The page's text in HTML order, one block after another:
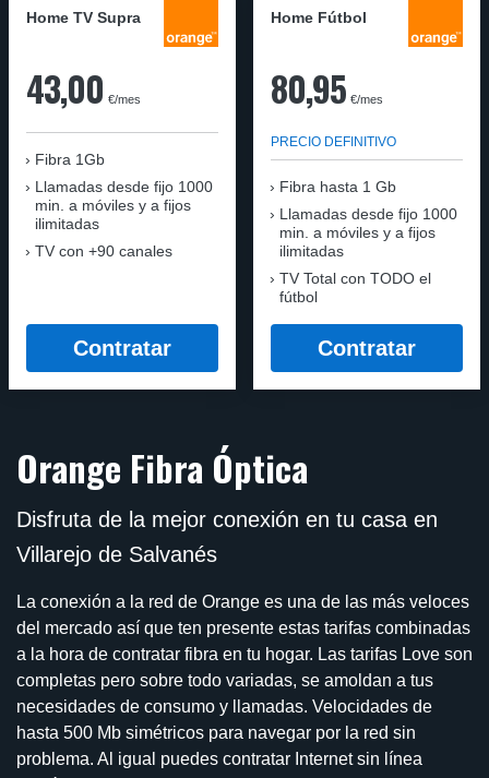
Home TV Supra
43,00 €/mes
Fibra 1Gb
Llamadas desde fijo 1000
min. a móviles y a fijos
ilimitadas
TV con +90 canales
Contratar
Home Fútbol
80,95 €/mes
PRECIO DEFINITIVO
Fibra hasta 1 Gb
Llamadas desde fijo 1000
min. a móviles y a fijos
ilimitadas
TV Total con TODO el
fútbol
Contratar
Orange Fibra Óptica
Disfruta de la mejor conexión en tu casa en
Villarejo de Salvanés
La conexión a la red de Orange es una de las más veloces
del mercado así que ten presente estas tarifas combinadas
a la hora de contratar fibra en tu hogar. Las tarifas Love son
completas pero sobre todo variadas, se amoldan a tus
necesidades de consumo y llamadas. Velocidades de
hasta 500 Mb simétricos para navegar por la red sin
problema. Al igual puedes contratar Internet sin línea